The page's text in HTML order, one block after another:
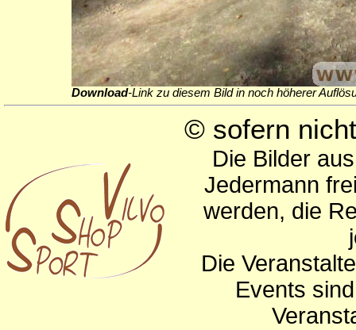
Download-Link zu diesem Bild in noch höherer
© sofern
Die Bilder
Jedermann
werden, die
Die
Events